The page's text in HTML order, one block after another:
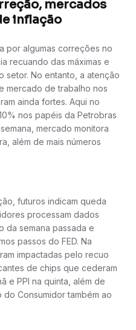
mercados
inflação
por algumas correções no
recuando das máximas e
setor. No entanto, a atenção
mercado de trabalho nos
ainda fortes. Aqui no
nos papéis da Petrobras
mercado monitora
além de mais números
futuros indicam queda
processam dados
da semana passada e
passos do FED. Na
impactadas pelo recuo
de chips que cederam
e PPI na quinta, além de
Consumidor também ao